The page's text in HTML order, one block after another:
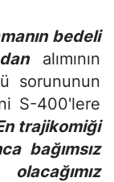
bedeli
alımının
sorununun
S-400'lere
trajikomiği
bağımsız